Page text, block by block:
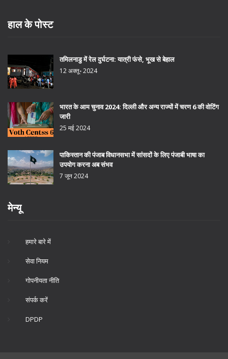
हाल के पोस्ट
तमिलनाडु में रेल दुर्घटना: यात्री फंसे, भूख से बेहाल
12 अक्तू॰ 2024
भारत के आम चुनाव 2024: दिल्ली और अन्य राज्यों में चरण 6 की वोटिंग
जारी
25 मई 2024
पाकिस्तान की पंजाब विधानसभा में सांसदों के लिए पंजाबी भाषा का
उपयोग करना अब संभव
7 जून 2024
मेन्यू
हमारे बारे में
सेवा नियम
गोपनीयता नीति
संपर्क करें
DPDP